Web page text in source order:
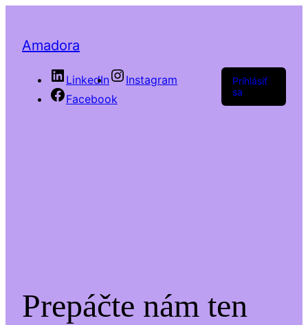
Amadora
LinkedIn
Instagram
Facebook
Prihlásiť
sa
Prepáčte nám ten